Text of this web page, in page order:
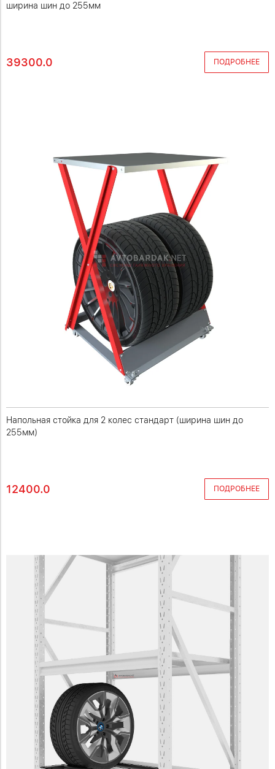
ширина шин до 255мм
39300.0 ПОДРОБНЕЕ
Напольная стойка для 2 колес стандарт (ширина шин до
255мм)
12400.0 ПОДРОБНЕЕ